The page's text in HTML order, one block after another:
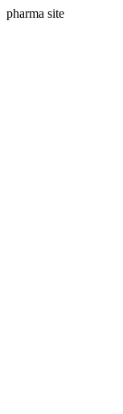
pharma site